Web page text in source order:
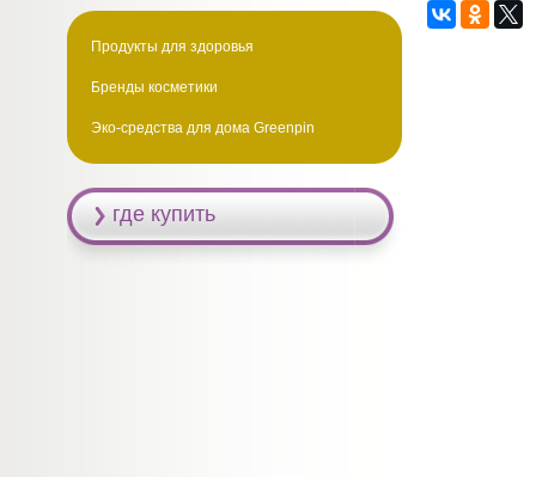
Продукты для здоровья
Бренды косметики
Эко-средства для дома Greenpin
где купить